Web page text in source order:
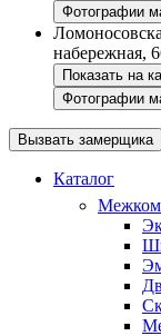
Фотографии
набережная,
Показать на
Фотографии
Вызвать замерщика
Каталог